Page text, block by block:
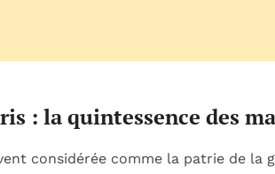
: la quintessence des
considérée comme la patrie de